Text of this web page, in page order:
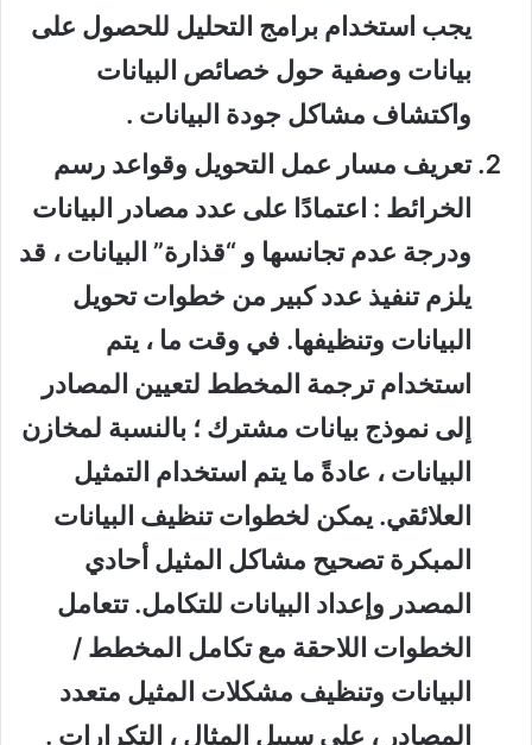
يجب استخدام برامج التحليل للحصول على
بيانات وصفية حول خصائص البيانات
واكتشاف مشاكل جودة البيانات .
تعريف مسار عمل التحويل وقواعد رسم
الخرائط : اعتمادًا على عدد مصادر البيانات
ودرجة عدم تجانسها و “قذارة” البيانات ، قد
يلزم تنفيذ عدد كبير من خطوات تحويل
البيانات وتنظيفها. في وقت ما ، يتم
استخدام ترجمة المخطط لتعيين المصادر
إلى نموذج بيانات مشترك ؛ بالنسبة لمخازن
البيانات ، عادةً ما يتم استخدام التمثيل
العلائقي. يمكن لخطوات تنظيف البيانات
المبكرة تصحيح مشاكل المثيل أحادي
المصدر وإعداد البيانات للتكامل. تتعامل
الخطوات اللاحقة مع تكامل المخطط /
البيانات وتنظيف مشكلات المثيل متعدد
المصادر ، على سبيل المثال ، التكرارات .